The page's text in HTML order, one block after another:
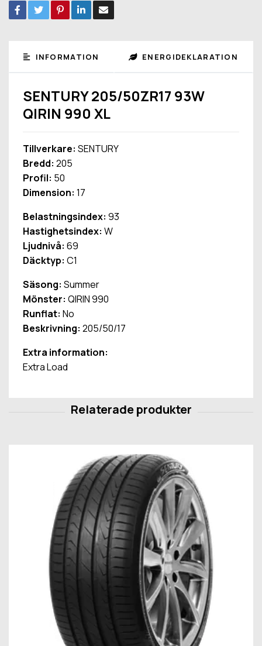
INFORMATION ENERGIDEKLARATION
SENTURY 205/50ZR17 93W
QIRIN 990 XL
Tillverkare: SENTURY
Bredd: 205
Profil: 50
Dimension: 17
Belastningsindex: 93
Hastighetsindex: W
Ljudnivå: 69
Däcktyp: C1
Säsong: Summer
Mönster: QIRIN 990
Runflat: No
Beskrivning: 205/50/17
Extra information:
Extra Load